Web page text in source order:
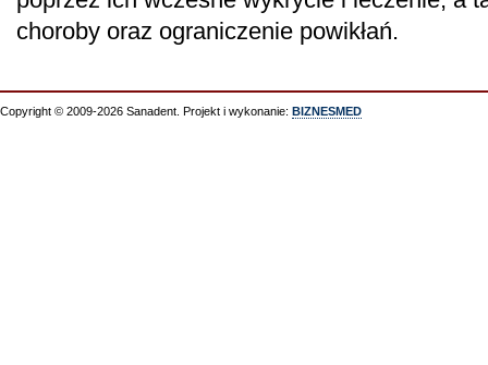
choroby oraz ograniczenie powikłań.
Copyright © 2009-2026 Sanadent. Projekt i wykonanie: BIZNESMED